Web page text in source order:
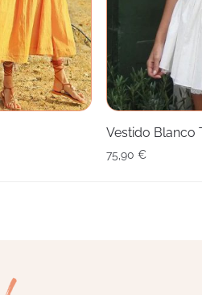
Vestido Blanco
75,90 €